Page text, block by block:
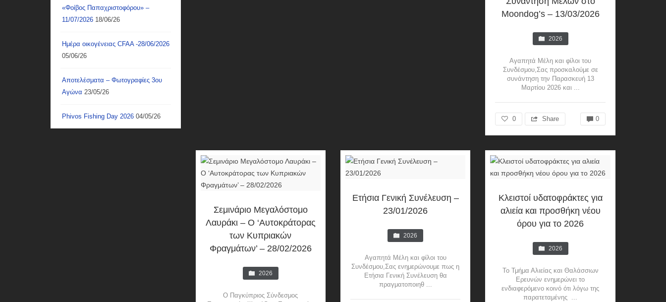
«Φοίβος Παπαχριστοφόρου» –
11/07/2026 18/06/26
Ημέρα οικογένειας CFAA -28/06/2026
05/06/26
Αποτελέσματα – Φωτογραφίες 3ου
Αγώνα 23/05/26
Phivos Fishing Day 2026 04/05/26
Moondog’s – 13/03/2026
2026
Αγαπητά Mέλη και φίλοι του
Συνδέσμου,Σας προσκαλούμε σε
συνάντηση την Παρασκευή 13
Μαρτίου 2026 και ...
0 Share 0
Σεμινάριο Μεγαλόστομο
Λαυράκι – Ο ‘Αυτοκράτορας
των Κυπριακών
Φραγμάτων’ – 28/02/2026
2026
Ο Παγκύπριος Σύνδεσμος
Ετήσια Γενική Συνέλευση –
23/01/2026
2026
Αγαπητά Μέλη και φίλοι του
Συνδέσμου,Σας ενημερώνουμε πως η
Ετήσια Γενική Συνέλευση θα
πραγματοποιηθ ...
Κλειστοί υδατοφράκτες για
αλιεία και προσθήκη νέου
όρου για το 2026
2026
Το Τμήμα Αλιείας και Θαλάσσιων
Ερευνών ενημερώνει το
ενδιαφερόμενο κοινό ότι λόγω της
παρατεταμένης ...